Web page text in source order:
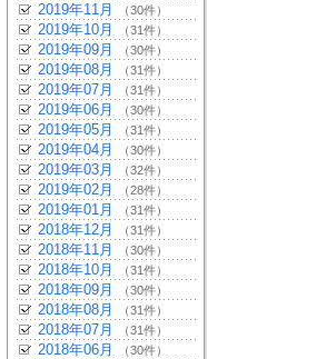
2019年11月 （30件）
2019年10月 （31件）
2019年09月 （30件）
2019年08月 （31件）
2019年07月 （31件）
2019年06月 （30件）
2019年05月 （31件）
2019年04月 （30件）
2019年03月 （32件）
2019年02月 （28件）
2019年01月 （31件）
2018年12月 （31件）
2018年11月 （30件）
2018年10月 （31件）
2018年09月 （30件）
2018年08月 （31件）
2018年07月 （31件）
2018年06月 （30件）